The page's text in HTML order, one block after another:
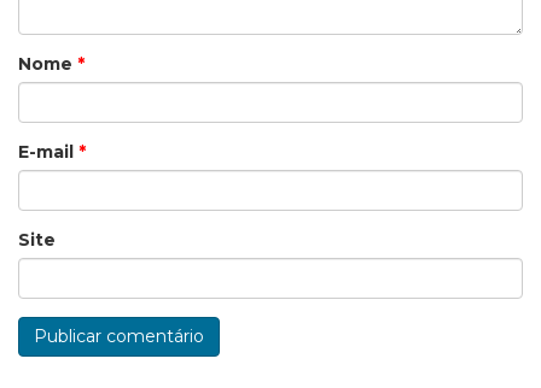
Nome *
E-mail *
Site